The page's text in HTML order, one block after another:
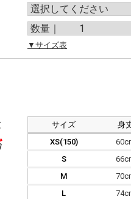
▼サイズ表
サイズ 身
XS(150)
S
M
L